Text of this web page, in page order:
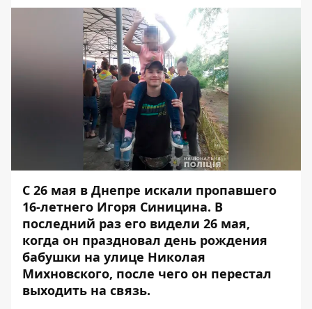
С 26 мая в Днепре искали пропавшего
16-летнего Игоря Синицина. В
последний раз его видели 26 мая,
когда он праздновал день рождения
бабушки на улице Николая
Михновского, после чего он перестал
выходить на связь.